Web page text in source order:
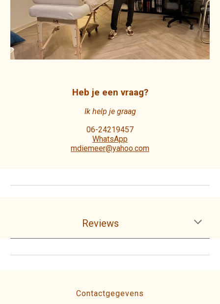
Heb je een vraag?
Ik help je graag
06-24219457
WhatsApp
mdiemeer@yahoo.com
Reviews
Contactgegevens